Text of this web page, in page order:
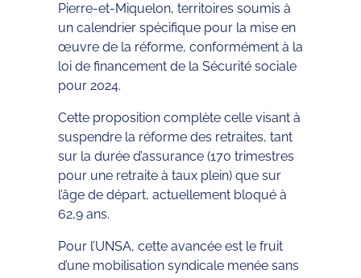
Pierre-et-Miquelon, territoires soumis à
un calendrier spécifique pour la mise en
œuvre de la réforme, conformément à la
loi de financement de la Sécurité sociale
pour 2024.
Cette proposition complète celle visant à
suspendre la réforme des retraites, tant
sur la durée d’assurance (170 trimestres
pour une retraite à taux plein) que sur
l’âge de départ, actuellement bloqué à
62,9 ans.
Pour l’UNSA, cette avancée est le fruit
d’une mobilisation syndicale menée sans